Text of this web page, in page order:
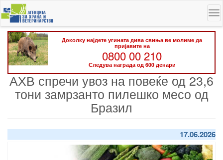
Skip
to
main
content
Доколку најдете угината дива свиња ве молиме да
пријавите на
0800 00 210
Следува награда од 600 денари
АХВ спречи увоз на повеќе од 23,6
тони замрзанто пилешко месо од
Бразил
17.06.2026